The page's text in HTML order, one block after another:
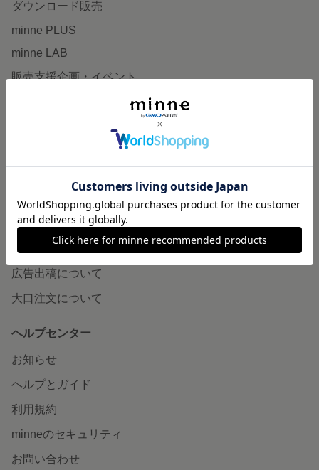
ダウンロード販売
minne PLUS
minne LAB
販売支援企画・イベント
minneとものづくりと
minneの本
企業の方へ
広告出稿について
大口注文について
ヘルプセンター
お知らせ
ヘルプとガイド
利用規約
minneのセキュリティ
お問い合わせ